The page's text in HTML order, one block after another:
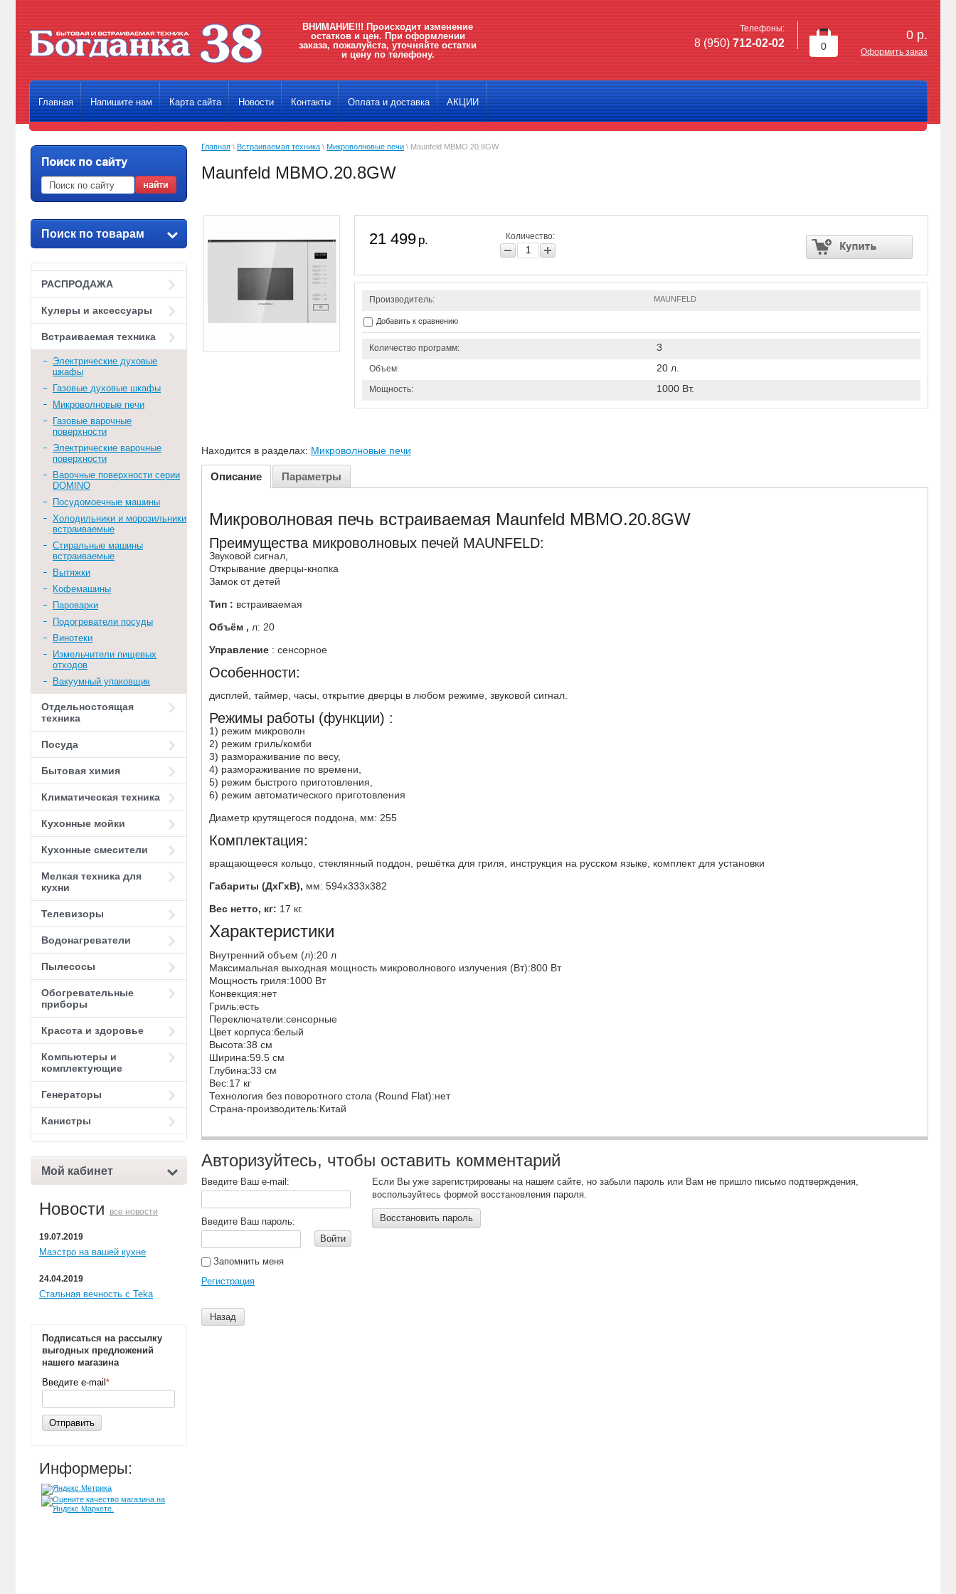
ВНИМАНИЕ!!! Происходит изменение
остатков и цен. При оформлении
заказа, пожалуйста, уточняйте остатки
и цену по телефону.
0
0 р.
Оформить заказ
Телефоны:
8 (950) 712-02-02
Главная Напишите нам Карта сайта Новости Контакты Оплата и доставка АКЦИИ
Поиск по товарам
РАСПРОДАЖА
Кулеры и аксессуары
Встраиваемая техника
Электрические духовые
шкафы
Газовые духовые шкафы
Микроволновые печи
Газовые варочные
поверхности
Электрические варочные
поверхности
Варочные поверхности серии
DOMINO
Посудомоечные машины
Холодильники и морозильники
встраиваемые
Стиральные машины
встраиваемые
Вытяжки
Кофемашины
Пароварки
Подогреватели посуды
Винотеки
Измельчители пищевых
отходов
Вакуумный упаковщик
Отдельностоящая
техника
Посуда
Бытовая химия
Климатическая техника
Кухонные мойки
Кухонные смесители
Мелкая техника для
кухни
Телевизоры
Водонагреватели
Пылесосы
Обогревательные
приборы
Красота и здоровье
Компьютеры и
комплектующие
Генераторы
Канистры
Мой кабинет
Новости все новости
19.07.2019
Маэстро на вашей кухне
24.04.2019
Стальная вечность с Teka
Подписаться на рассылку
выгодных предложений
нашего магазина
Введите e-mail *
Отправить
Информеры:
Главная \ Встраиваемая техника \ Микроволновые печи \ Maunfeld MBMO.20.8GW
Maunfeld MBMO.20.8GW
21 499 р. Количество:
Производитель: MAUNFELD
Добавить к сравнению
Количество программ: 3
Объем: 20 л.
Мощность: 1000 Вт.
Находится в разделах: Микроволновые печи
Описание Параметры
Микроволновая печь встраиваемая Maunfeld MBMO.20.8GW
Преимущества микроволновых печей MAUNFELD:
Звуковой сигнал,
Открывание дверцы-кнопка
Замок от детей
Тип : встраиваемая
Объём , л: 20
Управление : сенсорное
Особенности:
дисплей, таймер, часы, открытие дверцы в любом режиме, звуковой сигнал.
Режимы работы (функции) :
1) режим микроволн
2) режим гриль/комби
3) размораживание по весу,
4) размораживание по времени,
5) режим быстрого приготовления,
6) режим автоматического приготовления
Диаметр крутящегося поддона, мм: 255
Комплектация:
вращающееся кольцо, стеклянный поддон, решётка для гриля, инструкция на русском языке, комплект для установки
Габариты (ДхГхВ), мм: 594x333x382
Вес нетто, кг: 17 кг.
Характеристики
Внутренний объем (л):20 л
Максимальная выходная мощность микроволнового излучения (Вт):800 Вт
Мощность гриля:1000 Вт
Конвекция:нет
Гриль:есть
Переключатели:сенсорные
Цвет корпуса:белый
Высота:38 см
Ширина:59.5 см
Глубина:33 см
Вес:17 кг
Технология без поворотного стола (Round Flat):нет
Страна-производитель:Китай
Авторизуйтесь, чтобы оставить комментарий
Введите Ваш e-mail:
Введите Ваш пароль:
Войти
Запомнить меня
Регистрация
Если Вы уже зарегистрированы на нашем сайте, но забыли пароль или Вам не пришло письмо подтверждения,
воспользуйтесь формой восстановления пароля.
Восстановить пароль
Назад